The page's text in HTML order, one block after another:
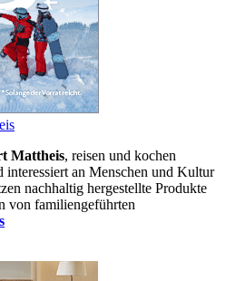
Mattheis, reisen und kochen
interessiert an Menschen und Kultur
nachhaltig hergestellte Produkte
von familiengeführten